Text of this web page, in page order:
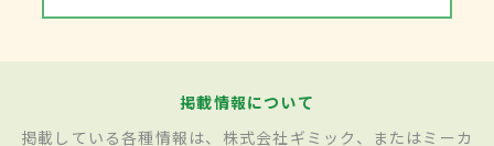
掲載情報について
掲載している各種情報は、株式会社ギミック、またはミーカ